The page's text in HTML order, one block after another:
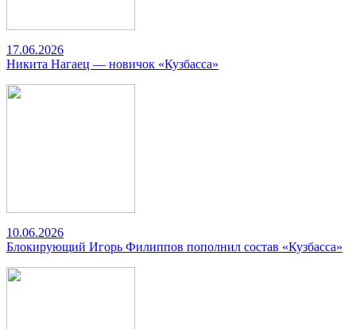
17.06.2026
Никита Нагаец — новичок «Кузбасса»
10.06.2026
Блокирующий Игорь Филиппов пополнил состав «Кузбасса»